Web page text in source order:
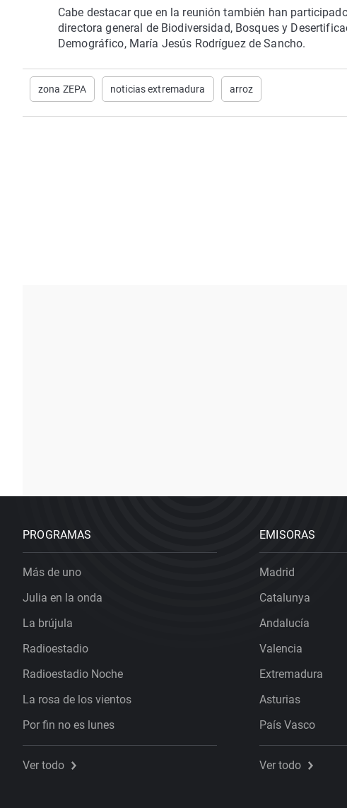
Cabe destacar que en la reunión también han
directora general de Biodiversidad, Bosques y
Demográfico, María Jesús Rodríguez de Sancho.
zona ZEPA noticias extremadura arroz
PROGRAMAS
Más de uno
Julia en la onda
La brújula
Radioestadio
Radioestadio Noche
La rosa de los vientos
Por fin no es lunes
Ver todo
EMISORAS
Madrid
Catalunya
Andalucía
Valencia
Extremadura
Asturias
País Vasco
Ver todo